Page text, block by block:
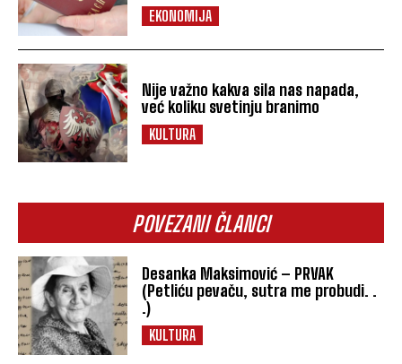
EKONOMIJA
Nije važno kakva sila nas napada,
već koliku svetinju branimo
KULTURA
POVEZANI ČLANCI
Desanka Maksimović – PRVAK
(Petliću pevaču, sutra me probudi. .
.)
KULTURA